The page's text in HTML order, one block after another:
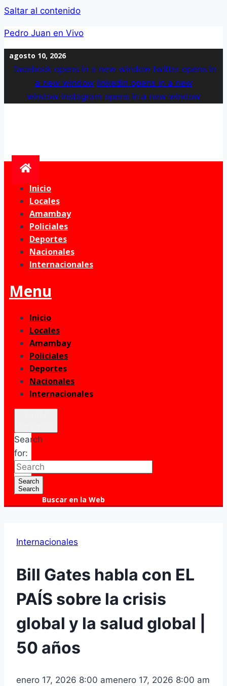
Saltar al contenido
Pedro Juan en Vivo
agosto 10, 2026
facebookopens in a new window twitteropens in
a new window linkedin opens in a new
window instagram opens in a new window
Inicio
Locales
Amambay
Policiales
Deportes
Nacionales
Internacionales
Menu
Inicio
Locales
Amambay
Policiales
Deportes
Nacionales
Internacionales
Search
for:
Search
Search
Buscar en la Web
Internacionales
Bill Gates habla con EL
PAÍS sobre la crisis
global y la salud global |
50 años
enero 17, 2026 8:00 amenero 17, 2026 8:00 am